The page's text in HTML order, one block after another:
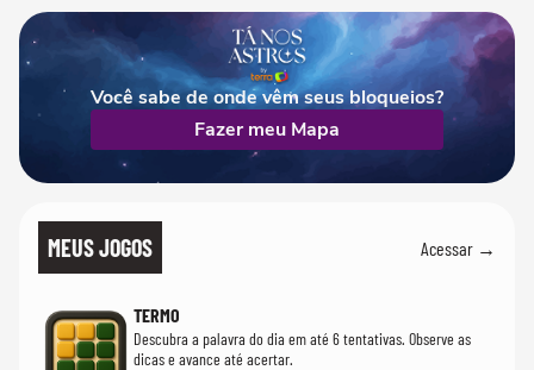
Você sabe de onde vêm seus bloqueios?
Fazer meu Mapa
MEUS JOGOS Acessar →
TERMO
Descubra a palavra do dia em até 6 tentativas. Observe as
dicas e avance até acertar.